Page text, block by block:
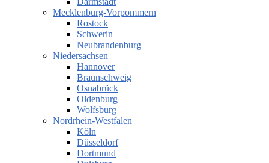
Mecklenburg-Vorpommern
Rostock
Schwerin
Neubrandenburg
Niedersachsen
Hannover
Braunschweig
Osnabrück
Oldenburg
Wolfsburg
Nordrhein-Westfalen
Köln
Düsseldorf
Dortmund